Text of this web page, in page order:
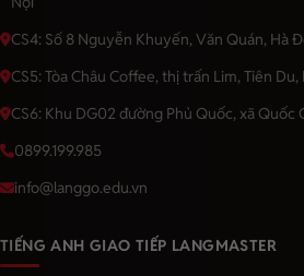
CS4: Số 8 Nguyễn Khuyến, Văn Quán, Hà
CS5: Tòa Châu Coffee, thị trấn Lim, Tiên Du,
CS6: Khu DG02 đường Phủ Quốc, xã Quốc
0899.199.985
info@langgo.edu.vn
TIẾNG ANH GIAO TIẾP LANGMASTER